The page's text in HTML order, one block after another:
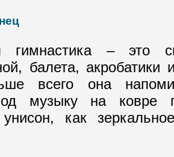
гимнастика – это
балета,
всего она
музыку на ковре
как